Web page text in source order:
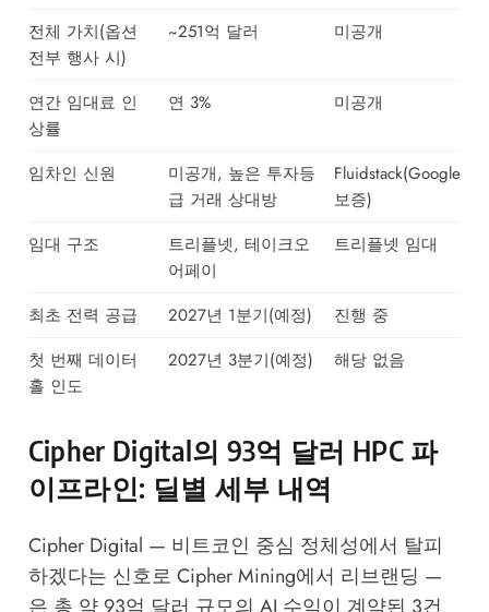
전체 가치(옵션
전부 행사 시)
~251억 달러 미공개
연간 임대료 인
상률
연 3% 미공개
임차인 신원
미공개, 높은 투자등
급 거래 상대방
Fluidstack(Google
보증)
임대 구조
트리플넷, 테이크오
어페이
트리플넷 임대
최초 전력 공급 2027년 1분기(예정)
진행 중
첫 번째 데이터
홀 인도
2027년 3분기(예정) 해당 없음
Cipher Digital의 93억 달러 HPC 파
이프라인: 딜별 세부 내역
Cipher Digital — 비트코인 중심 정체성에서 탈피
하겠다는 신호로 Cipher Mining에서 리브랜딩 —